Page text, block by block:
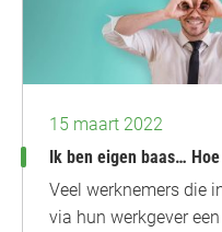
15 maart 2022
Ik ben eigen baas…
Veel werknemers die
via hun werkgever